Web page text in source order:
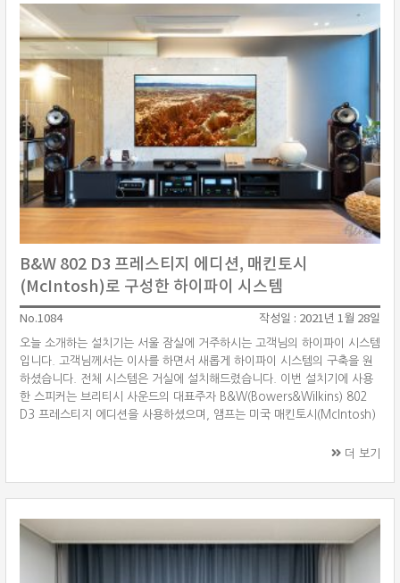
B&W 802 D3 프레스티지 에디션, 매킨토시
(McIntosh)로 구성한 하이파이 시스템
No.1084 작성일 : 2021년 1월 28일
오늘 소개하는 설치기는 서울 잠실에 거주하시는 고객님의 하이파이 시스템
입니다. 고객님께서는 이사를 하면서 새롭게 하이파이 시스템의 구축을 원
하셨습니다. 전체 시스템은 거실에 설치해드렸습니다. 이번 설치기에 사용
한 스피커는 브리티시 사운드의 대표주자 B&W(Bowers&Wilkins) 802
D3 프레스티지 에디션을 사용하셨으며, 앰프는 미국 매킨토시(McIntosh)
루민(Lumin) T2 네트워크 플레이어 그리고 룬(Roon) 코어로 뉴클리어스
비롯한 여러 기기를 연결해드려 다용도로 활용할 수 있도록 연결해드렸습니
더 보기